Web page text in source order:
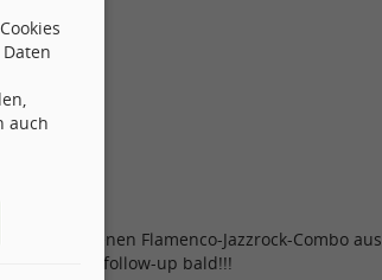
Flamenco-Jazzrock-Combo aus
auch das follow-up bald!!!
auch